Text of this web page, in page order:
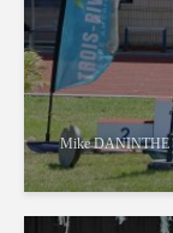
Mike DANINTHE